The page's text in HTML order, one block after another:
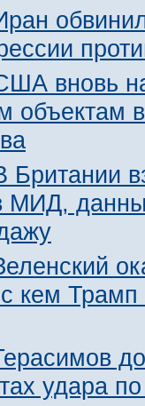
вновь
объектам
Британии
МИД,
кем Трамп
удара